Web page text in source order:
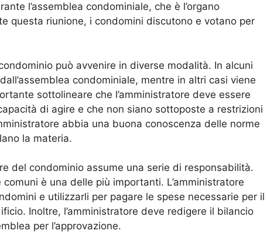
l’assemblea condominiale, che è l’organo
questa riunione, i condomini discutono e votano per
può avvenire in diverse modalità. In alcuni
condominiale, mentre in altri casi viene
sottolineare che l’amministratore deve essere
di agire e che non siano sottoposte a restrizioni
abbia una buona conoscenza delle norme
la materia.
del condominio assume una serie di responsabilità.
è una delle più importanti. L’amministratore
e utilizzarli per pagare le spese necessarie per il
Inoltre, l’amministratore deve redigere il bilancio
per l’approvazione.